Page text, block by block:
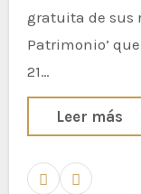
gratuita de sus
Patrimonio’
21…
Leer más